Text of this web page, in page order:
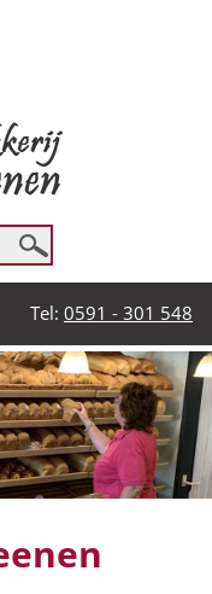
Tel: 0591 - 301 548